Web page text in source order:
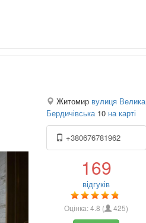
Житомир вулиця Велика
Бердичівська10 на карті
+380676781962
169
відгуків
Оцінка:4.8 ( 425)